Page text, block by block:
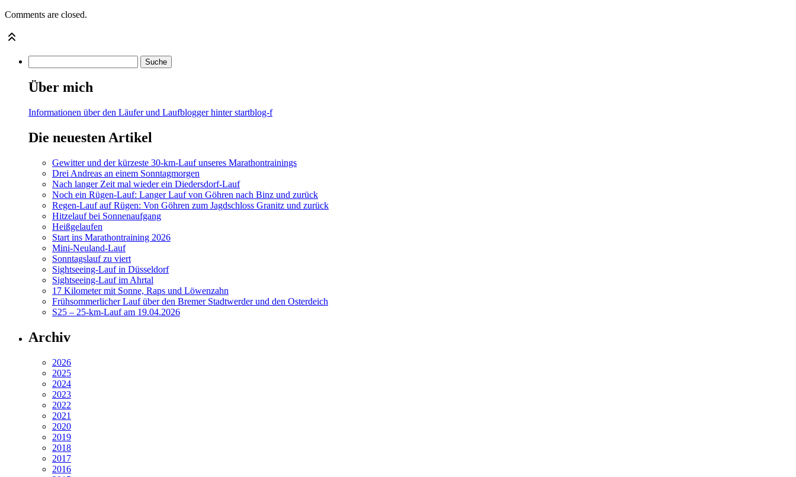
Comments are closed.
Über mich
Informationen über den Läufer und Laufblogger hinter startblog-f
Die neuesten Artikel
Gewitter und der kürzeste 30-km-Lauf unseres Marathontrainings
Drei Andreas an einem Sonntagmorgen
Nach langer Zeit mal wieder ein Diedersdorf-Lauf
Noch ein Rügen-Lauf: Langer Lauf von Göhren nach Binz und zurück
Regen-Lauf auf Rügen: Von Göhren zum Jagdschloss Granitz und zurück
Hitzelauf bei Sonnenaufgang
Heißgelaufen
Start ins Marathontraining 2026
Mini-Neuland-Lauf
Sonntagslauf zu viert
Sightseeing-Lauf in Düsseldorf
Sightseeing-Lauf im Ahrtal
17 Kilometer mit Sonne, Raps und Löwenzahn
Frühsommerlicher Lauf über den Bremer Stadtwerder und den Osterdeich
S25 – 25-km-Lauf am 19.04.2026
Archiv
2026
2025
2024
2023
2022
2021
2020
2019
2018
2017
2016